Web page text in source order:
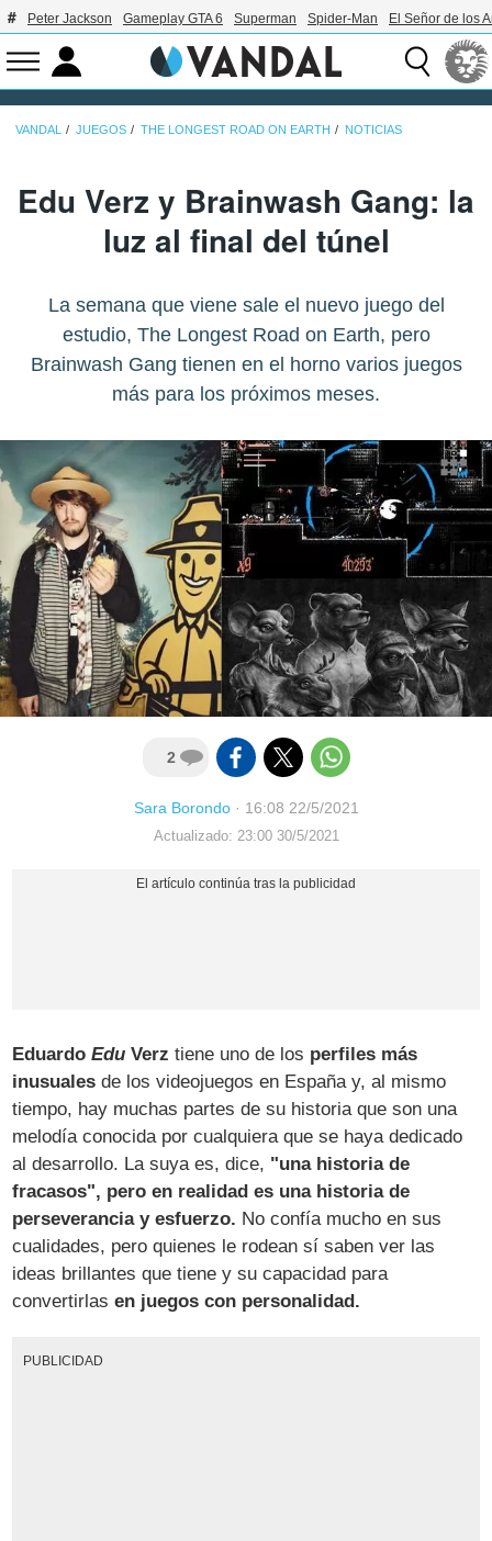
Peter Jackson Gameplay GTA 6 Superman Spider-Man El Señor de los
VANDAL JUEGOS THE LONGEST ROAD ON EARTH NOTICIAS
Edu Verz y Brainwash Gang: la
luz al final del túnel
La semana que viene sale el nuevo juego del
estudio, The Longest Road on Earth, pero
Brainwash Gang tienen en el horno varios juegos
más para los próximos meses.
2
Sara Borondo· 16:08 22/5/2021
Actualizado: 23:00 30/5/2021
EduardoEdu Verz tiene uno de los perfiles más
inusuales de los videojuegos en España y, al mismo
tiempo, hay muchas partes de su historia que son una
melodía conocida por cualquiera que se haya dedicado
al desarrollo. La suya es, dice, "una historia de
fracasos", pero en realidad es una historia de
perseverancia y esfuerzo. No confía mucho en sus
cualidades, pero quienes le rodean sí saben ver las
ideas brillantes que tiene y su capacidad para
convertirlas en juegos con personalidad.
PUBLICIDAD